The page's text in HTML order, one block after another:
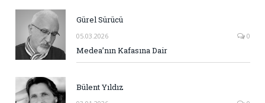
Gürel Sürücü
05.03.2026 0
Medea’nın Kafasına Dair
Bülent Yıldız